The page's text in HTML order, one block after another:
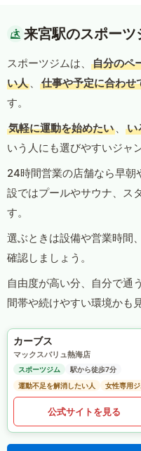
来宮駅のスポーツ
スポーツジムは、
自分のペ
い人 、 仕事や予定に合わせ
す。
気軽に運動を始めたい 、 い
いう人にも選びやすいジャ
24時間営業の店舗なら早朝
設ではプールやサウナ、ス
す。
選ぶときは設備や営業時間
確認しましょう。
自由度が高い分、自分で通
間帯や続けやすい環境かも
カーブス
マックスバリュ熱海店
スポーツジム
駅から徒歩7分
運動不足を解消したい人
女性専用
公式サイトを見る